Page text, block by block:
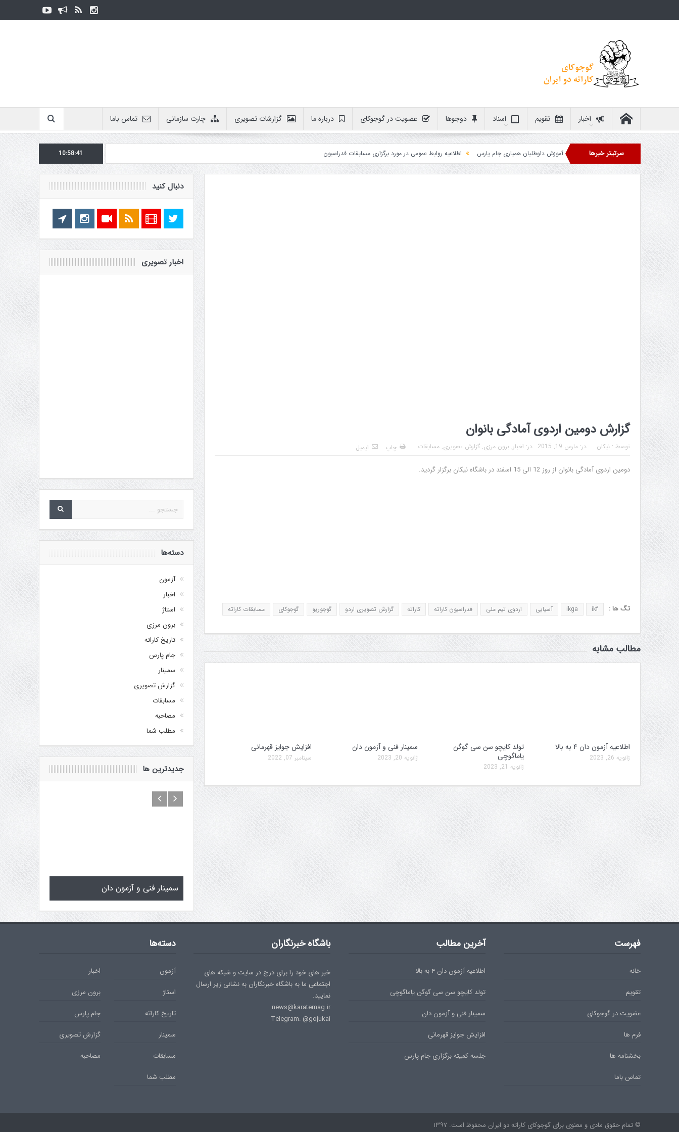
اخبار تقویم اسناد دوجوها عضویت در گوجوکای درباره ما گزارشات تصویری چارت سازمانی تماس باما
سرتیتر خبرها
زمان اعلام جداول مسابقات آموزش داوطلبان همیاری جام پارس اطلاعیه روابط عمومی در مورد برگزاری مسابقات فدراسیون 10:58:41
گزارش دومین اردوی آمادگی بانوان
توسط :نیکان در:مارس 19, 2015 در: اخبار,برون مرزی,گزارش تصویری,مسابقات چاپ ایمیل
دومین اردوی آمادگی بانوان از روز 12 الی 15 اسفند در باشگاه نیکان برگزار گردید.
تگ ها : ikf
ikga آسیایی اردوی تیم ملی فدراسیون کاراته کاراته گزارش تصویری اردو گوجوریو گوجوکای مسابقات کاراته
مطالب مشابه
اطلاعیه آزمون دان ۴ به بالا
ژانویه 26, 2023
تولد کایچو سن سی گوگن
یاماگوچی
ژانویه 21, 2023
سمینار فنی و آزمون دان
ژانویه 20, 2023
افزایش جوایز قهرمانی
سپتامبر 07, 2022
دنبال کنید
اخبار تصویری
دسته‌ها
آزمون
اخبار
استاژ
برون مرزی
تاریخ کاراته
جام پارس
سمینار
گزارش تصویری
مسابقات
مصاحبه
مطلب شما
جدیدترین ها
تولد سمینار فنی و آزمون دان افزایش جوایز قهرمانی جلسه کمیته برگزاری جام پارس زمان اعلام جداول مسابقات همیاری جام پارس
فهرست
خانه
تقویم
عضویت در گوجوکای
فرم ها
بخشنامه ها
تماس باما
آخرین مطالب
اطلاعیه آزمون دان ۴ به بالا
تولد کایچو سن سی گوگن یاماگوچی
سمینار فنی و آزمون دان
افزایش جوایز قهرمانی
جلسه کمیته برگزاری جام پارس
باشگاه خبرنگاران
خبر های خود را برای درج در سایت و شبکه های
اجتماعی ما به باشگاه خبرنگاران به نشانی زیر ارسال
نمایید.
news@karatemag.ir
Telegram: @gojukai
دسته‌ها
آزمون
اخبار
استاژ
برون مرزی
تاریخ کاراته
جام پارس
سمینار
گزارش تصویری
مسابقات
مصاحبه
مطلب شما
© تمام حقوق مادی و معنوی برای گوجوکای کاراته دو ایران محفوظ است. ۱۳۹۷